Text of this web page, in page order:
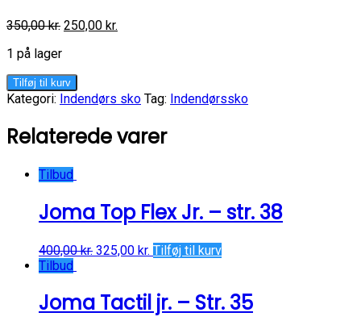
350,00kr. 250,00 kr.
1 på lager
Joma
Champion
-
str.
antal
Tilføj til kurv
Kategori: Indendørs sko Tag: Indendørssko
Relaterede varer
Tilbud
Joma Top Flex Jr. – str. 38
400,00kr. 325,00 kr. Tilføj til kurv
Tilbud
Joma Tactil jr. – Str. 35